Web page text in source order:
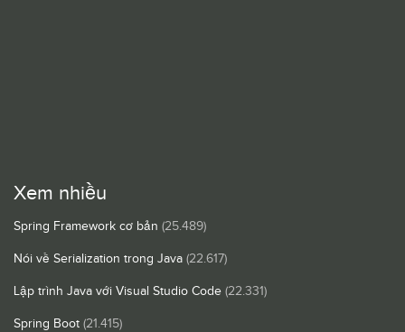
Xem nhiều
Spring Framework cơ bản (25.489)
Nói về Serialization trong Java (22.617)
Lập trình Java với Visual Studio Code (22.331)
Spring Boot (21.415)